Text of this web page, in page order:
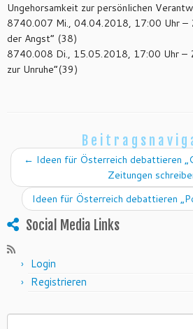
Ungehorsamkeit zur persönlichen
8740.007 Mi., 04.04.2018, 17:00 Uhr –
der Angst“ (38)
8740.008 Di., 15.05.2018, 17:00 Uhr –
zur Unruhe“(39)
← Ideen für Österreich debattieren
Zeitungen
Ideen für Österreich debattieren
Social Media Links
Login
Registrieren